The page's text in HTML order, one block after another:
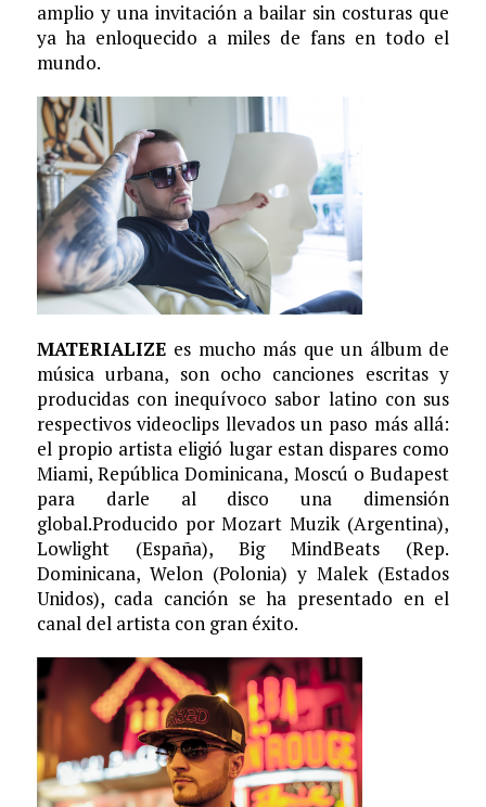
amplio y una invitación a bailar sin costuras que
ya ha enloquecido a miles de fans en todo el
mundo.
MATERIALIZE es mucho más que un álbum de
música urbana, son ocho canciones escritas y
producidas con inequívoco sabor latino con sus
respectivos videoclips llevados un paso más allá:
el propio artista eligió lugar estan dispares como
Miami, República Dominicana, Moscú o Budapest
para darle al disco una dimensión
global.Producido por Mozart Muzik (Argentina),
Lowlight (España), Big MindBeats (Rep.
Dominicana, Welon (Polonia) y Malek (Estados
Unidos), cada canción se ha presentado en el
canal del artista con gran éxito.